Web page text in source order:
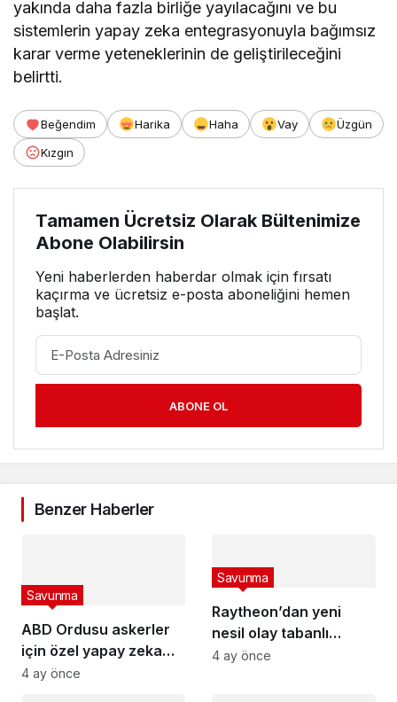
yakında daha fazla birliğe yayılacağını ve bu
sistemlerin yapay zeka entegrasyonuyla bağımsız
karar verme yeteneklerinin de geliştirileceğini
belirtti.
Beğendim Harika Haha Vay
Üzgün
Kızgın
Tamamen Ücretsiz Olarak Bültenimize
Abone Olabilirsin
Yeni haberlerden haberdar olmak için fırsatı
kaçırma ve ücretsiz e-posta aboneliğini hemen
başlat.
ABONE OL
Benzer Haberler
ABD Ordusu askerler
için özel yapay zeka
robotu “VictorBot”u
Savunma
4 ay önce
Raytheon’dan yeni
nesil olay tabanlı
kızılötesi kamera
Savunma
4 ay önce